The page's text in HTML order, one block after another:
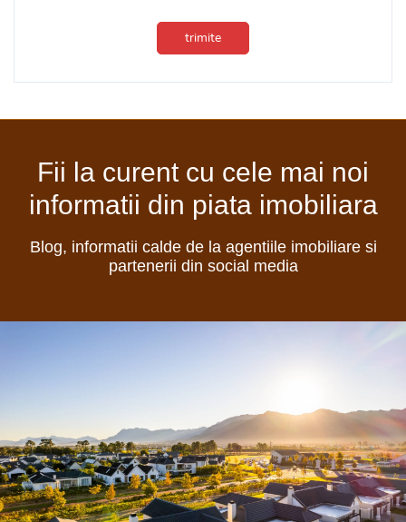
trimite
Fii la curent cu cele mai noi
informatii din piata imobiliara
Blog, informatii calde de la agentiile imobiliare si
partenerii din social media